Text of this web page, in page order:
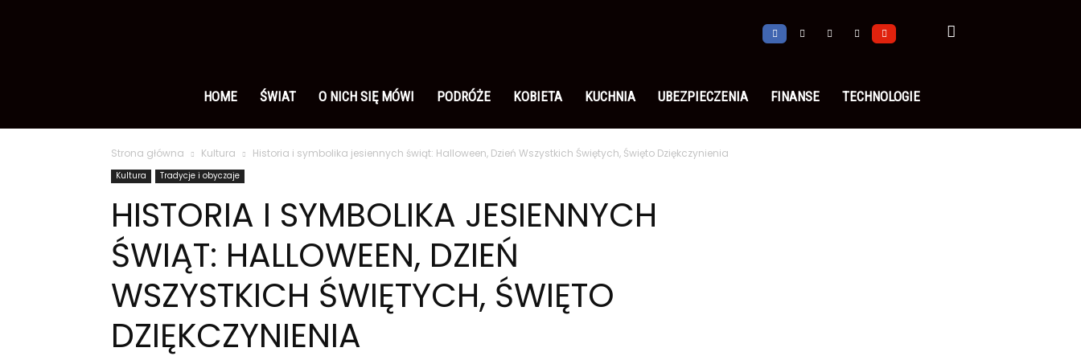
polsku
HOME ŚWIAT O NICH SIĘ MÓWI PODRÓŻE KOBIETA KUCHNIA UBEZPIECZENIA FINANSE TECHNOLOGIE
Strona główna Kultura Historia i symbolika jesiennych świąt: Halloween, Dzień Wszystkich Świętych, Święto Dziękczynienia
Kultura Tradycje i obyczaje
HISTORIA I SYMBOLIKA JESIENNYCH
ŚWIĄT: HALLOWEEN, DZIEŃ
WSZYSTKICH ŚWIĘTYCH, ŚWIĘTO
DZIĘKCZYNIENIA